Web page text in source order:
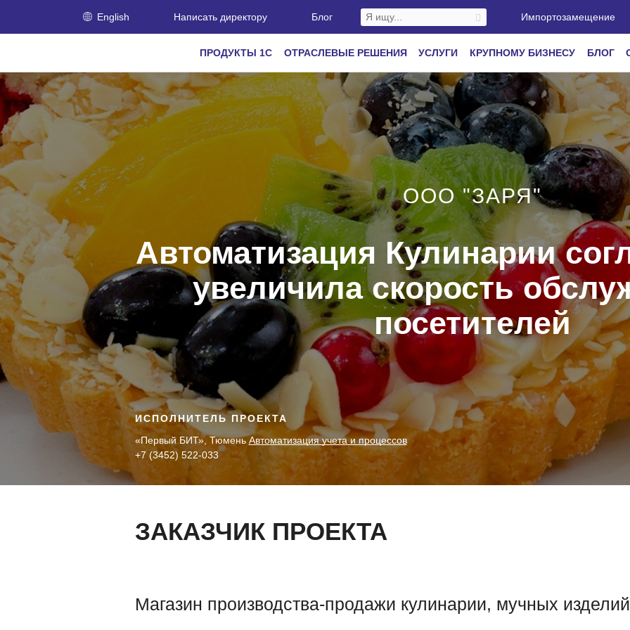
English Написать директору Блог Импортозамещение
ПРОДУКТЫ 1С ОТРАСЛЕВЫЕ РЕШЕНИЯ УСЛУГИ КРУПНОМУ БИЗНЕСУ БЛОГ
ООО "ЗАРЯ"
Автоматизация Кулинарии
увеличила скорость
посетителей
ИСПОЛНИТЕЛЬ ПРОЕКТА
«Первый БИТ», ТюменьАвтоматизация учета и процессов
+7 (3452) 522-033
ЗАКАЗЧИК ПРОЕКТА
Магазин производства-продажи кулинарии, мучных